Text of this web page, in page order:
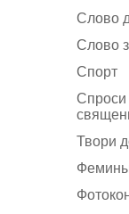
Слово
Слово
Спорт
Спроси
Твори